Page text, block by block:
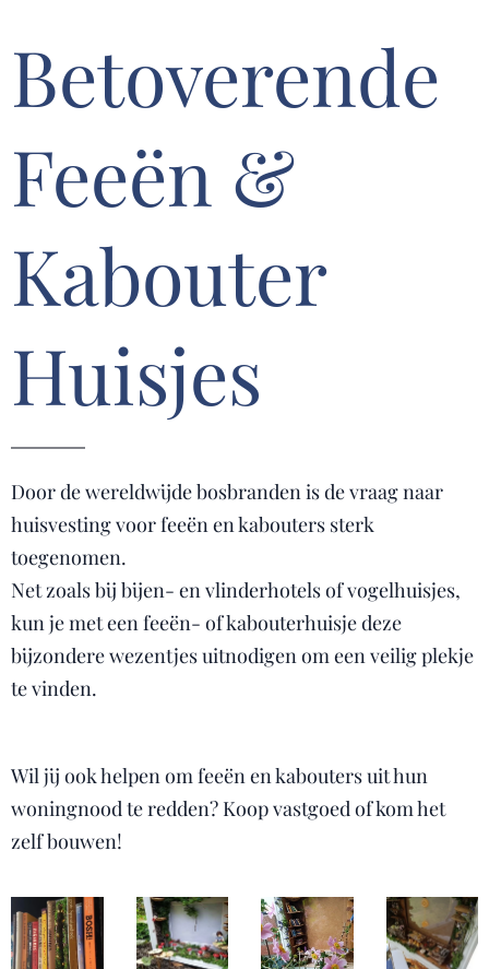
Betoverende
Feeën &
Kabouter
Huisjes
Door de wereldwijde bosbranden is de vraag naar
huisvesting voor feeën en kabouters sterk
toegenomen.
Net zoals bij bijen- en vlinderhotels of vogelhuisjes,
kun je met een feeën- of kabouterhuisje deze
bijzondere wezentjes uitnodigen om een veilig plekje
te vinden.
Wil jij ook helpen om feeën en kabouters uit hun
woningnood te redden? Koop vastgoed of kom het
zelf bouwen!